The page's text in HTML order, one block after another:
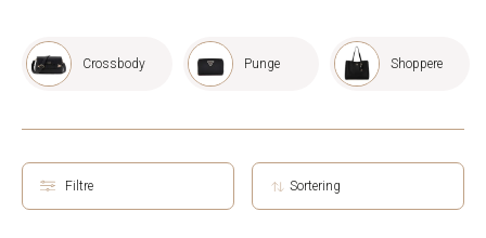
Crossbody Punge Shoppere
Filtre Sortering